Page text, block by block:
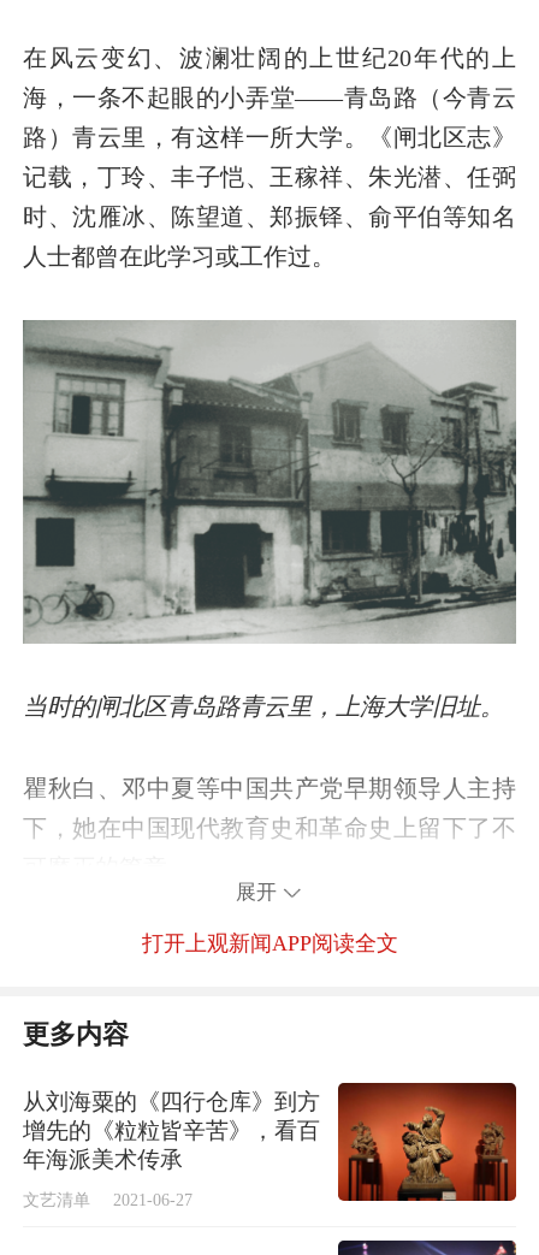
在风云变幻、波澜壮阔的上世纪20年代的上
海，一条不起眼的小弄堂——青岛路（今青云
路）青云里，有这样一所大学。《闸北区志》
记载，丁玲、丰子恺、王稼祥、朱光潜、任弼
时、沈雁冰、陈望道、郑振铎、俞平伯等知名
人士都曾在此学习或工作过。
当时的闸北区青岛路青云里，上海大学旧址。
瞿秋白、邓中夏等中国共产党早期领导人主持
下，她在中国现代教育史和革命史上留下了不
上海大学，中国共产党创办的第一所“红色学
学府”
展开
打开上观新闻APP阅读全文
更多内容
从刘海粟的《四行仓库》到方
增先的《粒粒皆辛苦》，看百
年海派美术传承
文艺清单 2021-06-27